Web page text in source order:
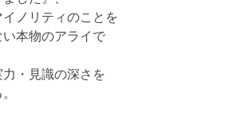
イノリティのことを
本物のアライで
・見識の深さを